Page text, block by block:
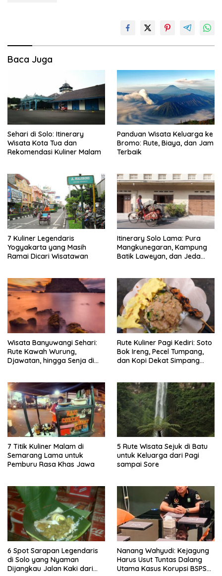
Baca Juga
Sehari di Solo: Itinerary
Wisata Kota Tua dan
Rekomendasi Kuliner Malam
Panduan Wisata Keluarga ke
Bromo: Rute, Biaya, dan Jam
Terbaik
7 Kuliner Legendaris
Yogyakarta yang Masih
Ramai Dicari Wisatawan
Itinerary Solo Lama: Pura
Mangkunegaran, Kampung
Batik Laweyan, dan Jeda
Wisata Banyuwangi Sehari:
Rute Kawah Wurung,
Djawatan, hingga Senja di
Rute Kuliner Pagi Kediri: Soto
Bok Ireng, Pecel Tumpang,
dan Kopi Dekat Simpang
7 Titik Kuliner Malam di
Semarang Lama untuk
Pemburu Rasa Khas Jawa
5 Rute Wisata Sejuk di Batu
untuk Keluarga dari Pagi
sampai Sore
6 Spot Sarapan Legendaris
di Solo yang Nyaman
Dijangkau Jalan Kaki dari
Nanang Wahyudi: Kejagung
Harus Usut Tuntas Dalang
Utama Kasus Korupsi BSPS